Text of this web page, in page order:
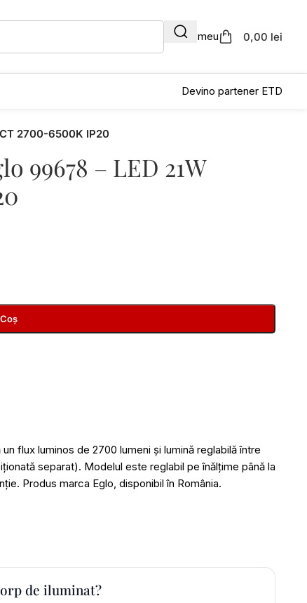
Contul meu 0,00 lei
Devino partener ETD
2700-6500K IP20
99678 – LED 21W
flux luminos de 2700 lumeni și lumină reglabilă între
separat). Modelul este reglabil pe înălțime până la
Produs marca Eglo, disponibil în România.
de iluminat?